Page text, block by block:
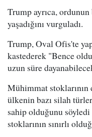
Trump ayrıca,
yaşadığını vurguladı.
Trump, Oval Ofis'te
kastederek "Bence
uzun süre
Mühimmat
ülkenin bazı silah
sahip olduğunu
stoklarının sınırlı